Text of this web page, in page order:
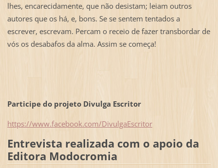
lhes, encarecidamente, que não desistam; leiam outros
autores que os há, e, bons. Se se sentem tentados a
escrever, escrevam. Percam o receio de fazer transbordar de
vós os desabafos da alma. Assim se começa!
Participe do projeto Divulga Escritor
https://www.facebook.com/DivulgaEscritor
Entrevista realizada com o apoio da
Editora Modocromia